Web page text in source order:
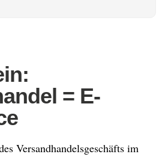
= E-
Versandhandelsgeschäfts im